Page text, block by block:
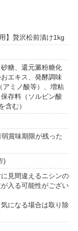
】贅沢松前漬け1kg
糖、還元澱粉糖化
エキス、発酵調味
アミノ酸等）、増粘
存料（ソルビン酸
含む）
賞味期限が残った
)
見間違えるニシンの
入る可能性がござい
になる場合は取り除